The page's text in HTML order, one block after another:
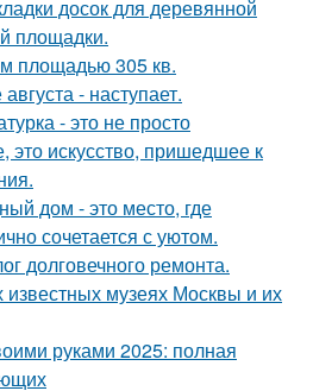
досок для деревянной
площадки.
площадью 305 кв.
- наступает.
- это не просто
это искусство, пришедшее к
дом - это место, где
сочетается с уютом.
долговечного ремонта.
музеях Москвы и их
руками 2025: полная